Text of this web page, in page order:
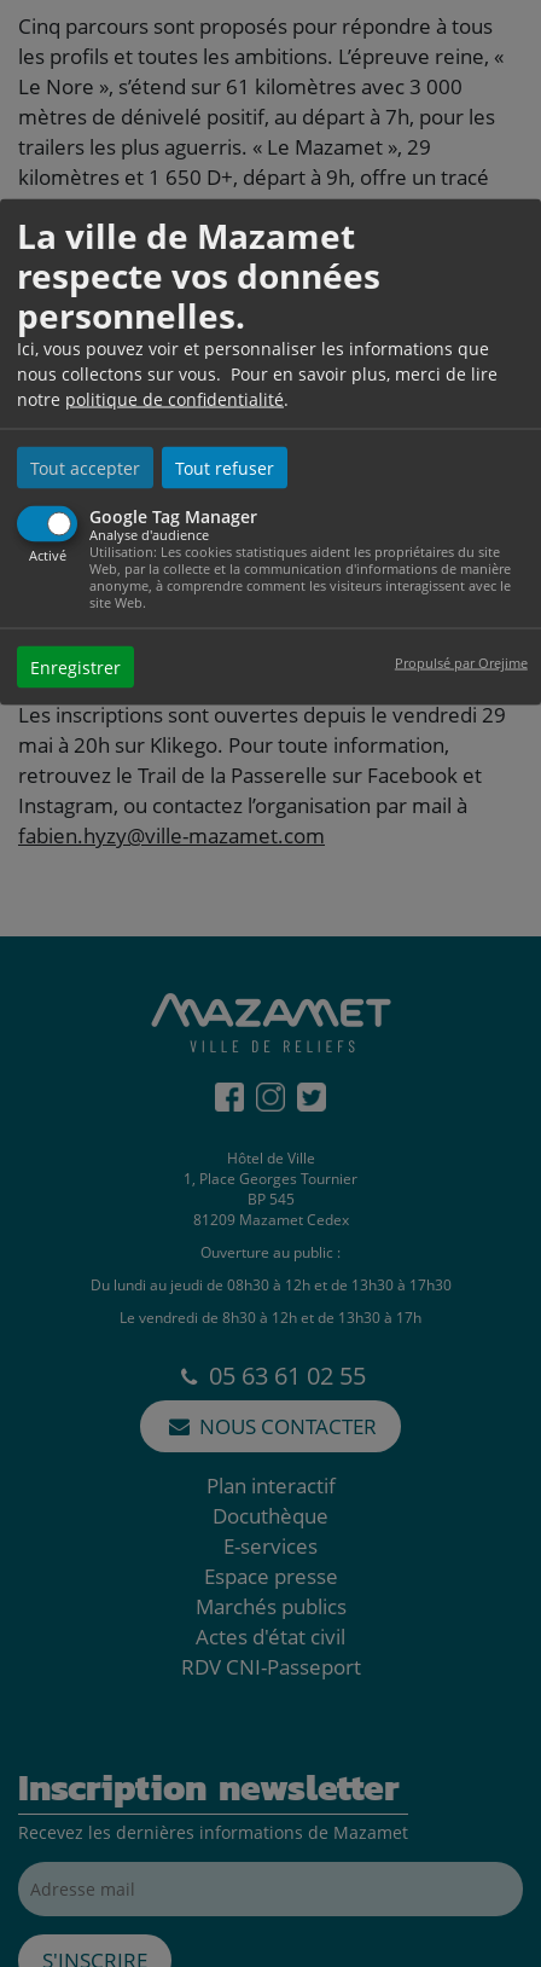
La ville de Mazamet
respecte vos données
personnelles.
Ici, vous pouvez voir et personnaliser les informations que
nous collectons sur vous. Pour en savoir plus, merci de lire
notre politique de confidentialité.
Tout accepter Tout refuser
Google Tag Manager
Activé
Analyse d'audience
Utilisation: Les cookies statistiques aident les propriétaires du site
Web, par la collecte et la communication d'informations de manière
anonyme, à comprendre comment les visiteurs interagissent avec le
site Web.
Enregistrer Propulsé par Orejime
Cinq parcours sont proposés pour répondre à tous
les profils et toutes les ambitions. L’épreuve reine, «
Le Nore », s’étend sur 61 kilomètres avec 3 000
mètres de dénivelé positif, au départ à 7h, pour les
trailers les plus aguerris. « Le Mazamet », 29
kilomètres et 1 650 D+, départ à 9h, offre un tracé
exigeant et panoramique aux coureurs confirmés. «
Les 3 Croix », 22 kilomètres et 1 250 D+, départ à
10h, permet de découvrir les sentiers
emblématiques du territoire sans emprunter la
Passerelle. « Le Montagnès », 20 kilomètres et 1 000
D+, également à 10h, propose une boucle nature
idéale pour les amateurs de trail. Enfin, « L’Aussillon »,
12,5 kilomètres et 650 D+, départ à 11h, ouvre
l’événement aux débutants comme aux coureurs
loisirs. Tous les départs auront lieu à Aussillon.
Cette année, l’organisation réserve une belle surprise
à tous les inscrits : en collaboration avec le partenaire
Eldera, un short exclusif aux couleurs du Trail de la
Passerelle sera offert à chaque participant, avec une
phrase soigneusement choisie imprimée dessus, que
chacun découvrira le jour venu.
Les inscriptions sont ouvertes depuis le vendredi 29
mai à 20h sur Klikego. Pour toute information,
retrouvez le Trail de la Passerelle sur Facebook et
Instagram, ou contactez l’organisation par mail à
fabien.hyzy@ville-mazamet.com
Hôtel de Ville
1, Place Georges Tournier
BP 545
81209 Mazamet Cedex
Ouverture au public :
Du lundi au jeudi de 08h30 à 12h et de 13h30 à 17h30
Le vendredi de 8h30 à 12h et de 13h30 à 17h
05 63 61 02 55
NOUS CONTACTER
Plan interactif
Docuthèque
E-services
Espace presse
Marchés publics
Actes d'état civil
RDV CNI-Passeport
Inscription newsletter
Recevez les dernières informations de Mazamet
Adresse mail*
S'inscrire